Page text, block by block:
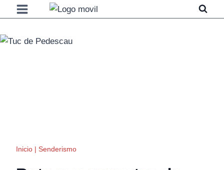
Saltar
al
contenido
Inicio | Senderismo